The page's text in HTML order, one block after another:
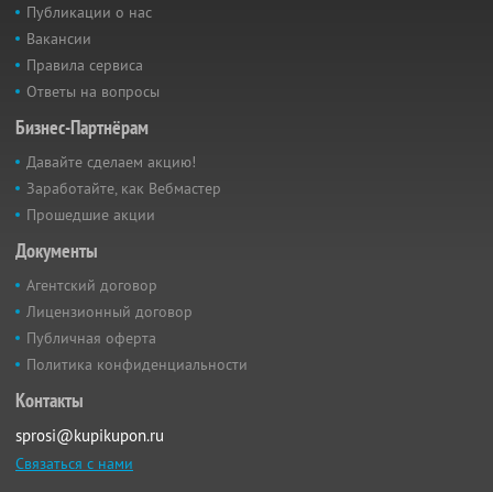
Публикации о нас
Вакансии
Правила сервиса
Ответы на вопросы
Бизнес-Партнёрам
Давайте сделаем акцию!
Заработайте, как Вебмастер
Прошедшие акции
Документы
Агентский договор
Лицензионный договор
Публичная оферта
Политика конфиденциальности
Контакты
sprosi@kupikupon.ru
Связаться с нами